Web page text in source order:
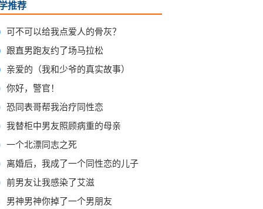
推荐
可不可以给我点爱人的骨灰？
跟直男跑友约了场马拉松
亲爱的（我和少爷的真实故事）
你好，警官！
恐同表哥帮我治疗同性恋
我替柜中男友照顾病重的母亲
一个北漂同志之死
离婚后，我成了一个同性恋的儿子
前男友让我感染了艾滋
男神男神你掉了一个男朋友